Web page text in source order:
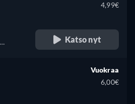
4,99€
Katso nyt
Vuokraa
6,00€